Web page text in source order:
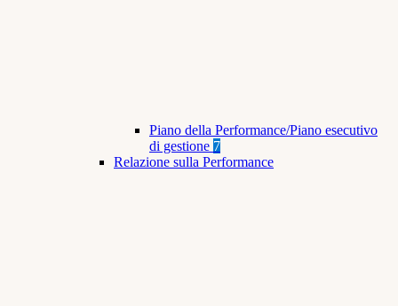
Piano della Performance/Piano esecutivo
di gestione 7
Relazione sulla Performance